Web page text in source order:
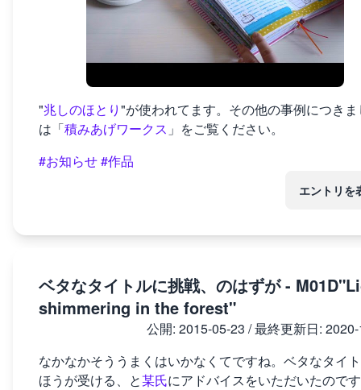
"兆しのほとり"が使われてます。その他の事例につき
は「積みあげワークス 」をご覧ください。
#お知らせ#作品
エントリを
ベタなタイトルに挑戦、のはずが -
shimmering in the forest"
公開: 2015-05-23 / 最終更新日:
なかなかそううまくはいかなくてですね。ベタなタイ
ほうが受ける、と某氏にアドバイスをいただいたので